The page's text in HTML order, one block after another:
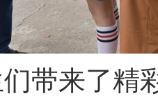
带来了精